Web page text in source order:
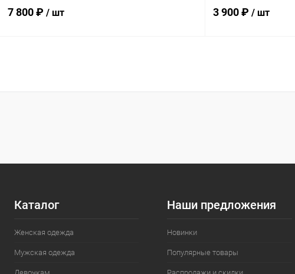
7 800 ₽ / шт
Сравнение
3 900 ₽ / шт
Сравнение
Каталог
Женская одежда
Мужская одежда
Наши предложения
Новинки
Популярные товары